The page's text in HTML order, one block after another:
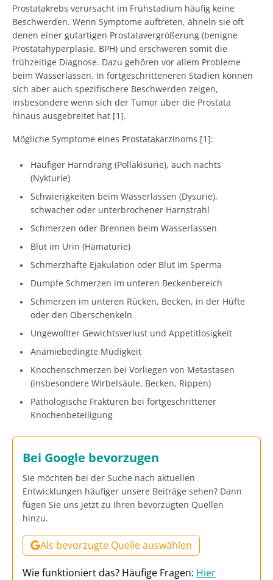
Prostatakrebs verursacht im Frühstadium häufig keine
Beschwerden. Wenn Symptome auftreten, ähneln sie oft
denen einer gutartigen Prostatavergrößerung (benigne
Prostatahyperplasie, BPH) und erschweren somit die
frühzeitige Diagnose. Dazu gehören vor allem Probleme
beim Wasserlassen. In fortgeschritteneren Stadien können
sich aber auch spezifischere Beschwerden zeigen,
insbesondere wenn sich der Tumor über die Prostata
hinaus ausgebreitet hat [1].
Mögliche Symptome eines Prostatakarzinoms [1]:
Häufiger Harndrang (Pollakisurie), auch nachts
(Nykturie)
Schwierigkeiten beim Wasserlassen (Dysurie),
schwacher oder unterbrochener Harnstrahl
Schmerzen oder Brennen beim Wasserlassen
Blut im Urin (Hämaturie)
Schmerzhafte Ejakulation oder Blut im Sperma
Dumpfe Schmerzen im unteren Beckenbereich
Schmerzen im unteren Rücken, Becken, in der Hüfte
oder den Oberschenkeln
Ungewollter Gewichtsverlust und Appetitlosigkeit
Anämiebedingte Müdigkeit
Knochenschmerzen bei Vorliegen von Metastasen
(insbesondere Wirbelsäule, Becken, Rippen)
Pathologische Frakturen bei fortgeschrittener
Knochenbeteiligung
Bei Google bevorzugen
Sie möchten bei der Suche nach aktuellen
Entwicklungen häufiger unsere Beiträge sehen? Dann
fügen Sie uns jetzt zu Ihren bevorzugten Quellen
hinzu.
Als bevorzugte Quelle auswählen
Wie funktioniert das? Häufige Fragen: Hier